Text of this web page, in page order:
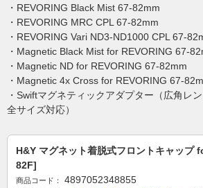
・REVORING Black Mist 67-82mm
・REVORING MRC CPL 67-82mm
・REVORING Vari ND3-ND1000 CPL 67-
・Magnetic Black Mist for REVORING 67-
・Magnetic ND for REVORING 67-82mm
・Magnetic 4x Cross for REVORING 67-
・Swiftマグネティックアダプター（広角レ
全サイズ対応）
H&Y マグネット着脱式フロントキャップ
82F]
商品コード： 4897052348855